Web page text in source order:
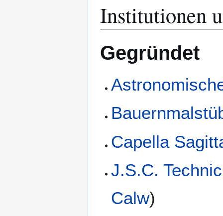
Institutionen
Gegründet
Capella
J.S.C.
Calw)